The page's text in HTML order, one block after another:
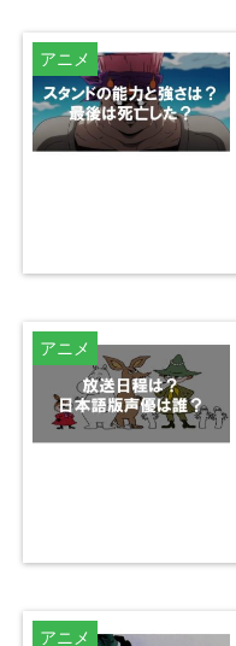
アニメ
アニメ
アニメ